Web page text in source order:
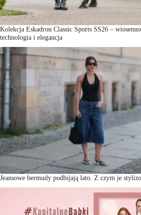
Kolekcja Eskadron Classic Sports SS26 –
technologia i elegancja
Jeansowe bermudy podbijają lato. Z czym je